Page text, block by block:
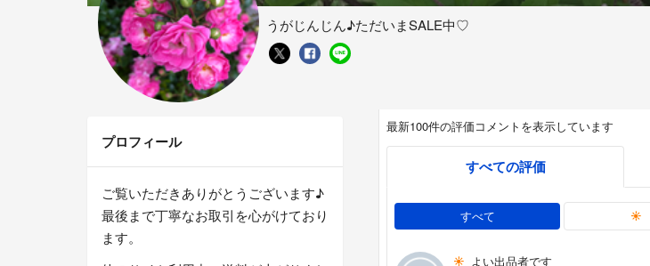
うがじんじん♪ただいまSALE中♡
最新100件の評価コメントを表示しています
すべての評価
すべて
よい出品者です
プロフィール
ご覧いただきありがとうございます♪
最後まで丁寧なお取引を心がけており
ます。